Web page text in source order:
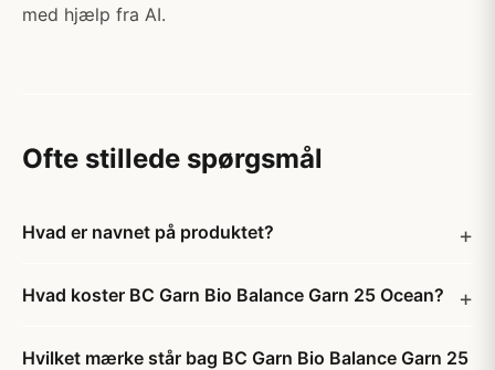
med hjælp fra AI.
Ofte stillede spørgsmål
Hvad er navnet på produktet?
Hvad koster BC Garn Bio Balance Garn 25 Ocean?
Hvilket mærke står bag BC Garn Bio Balance Garn 25